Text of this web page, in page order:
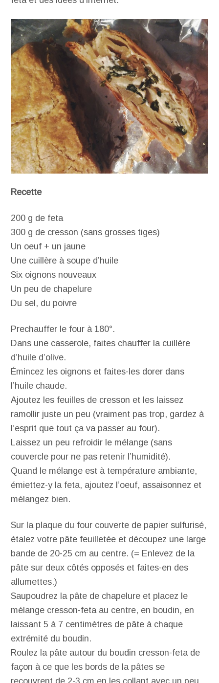
Recette
200 g de feta
300 g de cresson (sans grosses tiges)
Un oeuf + un jaune
Une cuillère à soupe d’huile
Six oignons nouveaux
Un peu de chapelure
Du sel, du poivre
Prechauffer le four à 180°.
Dans une casserole, faites chauffer la cuillère
d’huile d’olive.
Émincez les oignons et faites-les dorer dans
l’huile chaude.
Ajoutez les feuilles de cresson et les laissez
ramollir juste un peu (vraiment pas trop, gardez à
l’esprit que tout ça va passer au four).
Laissez un peu refroidir le mélange (sans
couvercle pour ne pas retenir l’humidité).
Quand le mélange est à température ambiante,
émiettez-y la feta, ajoutez l’oeuf, assaisonnez et
mélangez bien.
Sur la plaque du four couverte de papier sulfurisé,
étalez votre pâte feuilletée et découpez une large
bande de 20-25 cm au centre. (= Enlevez de la
pâte sur deux côtés opposés et faites-en des
allumettes.)
Saupoudrez la pâte de chapelure et placez le
mélange cresson-feta au centre, en boudin, en
laissant 5 à 7 centimètres de pâte à chaque
extrémité du boudin.
Roulez la pâte autour du boudin cresson-feta de
façon à ce que les bords de la pâtes se
recouvrent de 2-3 cm en les collant avec un peu